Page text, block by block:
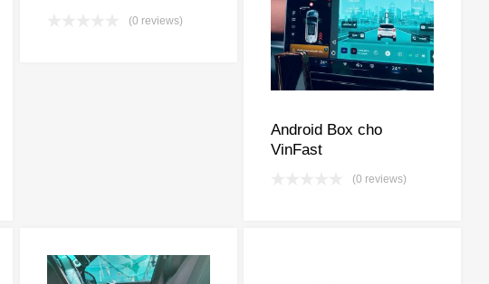
(0 reviews)
Android Box cho
VinFast
(0 reviews)